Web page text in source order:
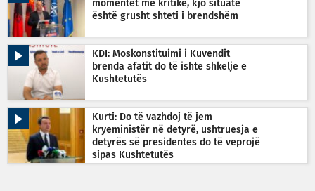
momentet më kritike, kjo situatë
është grusht shteti i brendshëm
KDI: Moskonstituimi i Kuvendit
brenda afatit do të ishte shkelje e
Kushtetutës
Kurti: Do të vazhdoj të jem
kryeministër në detyrë, ushtruesja e
detyrës së presidentes do të veprojë
sipas Kushtetutës